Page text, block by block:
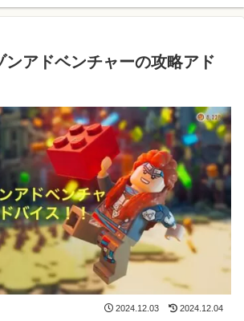
ンアドベンチャーの攻略アド
2024.12.03 2024.12.04